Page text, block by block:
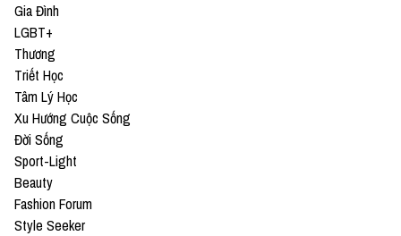
Gia Đình
LGBT+
Thương
Triết Học
Tâm Lý Học
Xu Hướng Cuộc Sống
Đời Sống
Sport-Light
Beauty
Fashion Forum
Style Seeker